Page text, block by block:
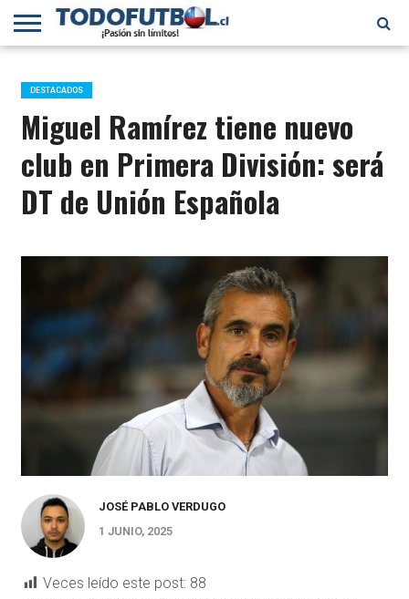
PRIMERA
B
SELECCIÓN
CHILENA
CHILENOS
EN EL
MUNDO
FÚTBOL
INTERNACIONAL
DESTACADOS
Miguel Ramírez tiene nuevo
club en Primera División: será
DT de Unión Española
JOSÉ PABLO VERDUGO
1 JUNIO, 2025
Veces leído este post: 88